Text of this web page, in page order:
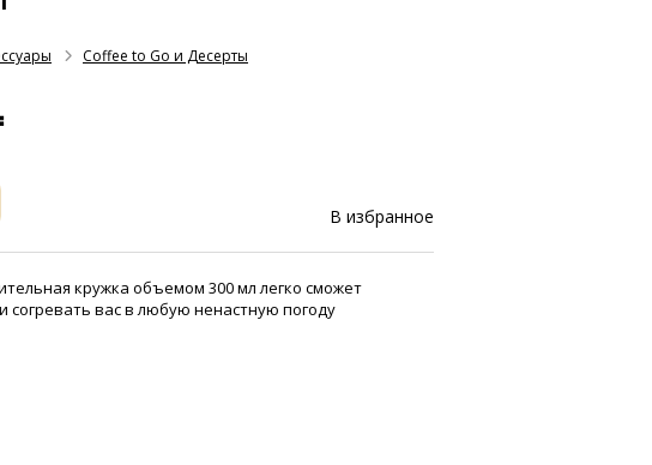
Coffee to Go и Десерты
В избранное
кружка объемом 300 мл легко сможет
согревать вас в любую ненастную погоду